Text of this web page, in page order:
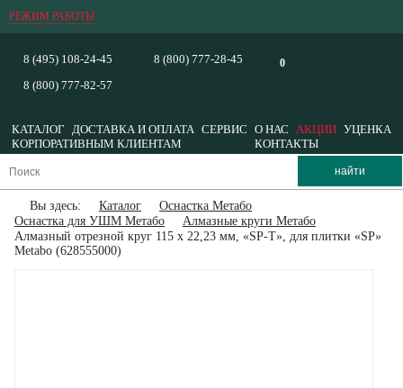
РЕЖИМ РАБОТЫ
0
8 (495) 108-24-45
8 (800) 777-82-57
8 (800) 777-28-45
КАТАЛОГ ДОСТАВКА И ОПЛАТА СЕРВИС О НАС АКЦИИ УЦЕНКА
КОРПОРАТИВНЫМ КЛИЕНТАМ
КОНТАКТЫ
Вы здесь: Каталог
Оснастка Метабо
Оснастка для УШМ Метабо
Алмазные круги Метабо
Алмазный отрезной круг 115 x 22,23 мм, «SP-T», для плитки «SP»
Metabo (628555000)